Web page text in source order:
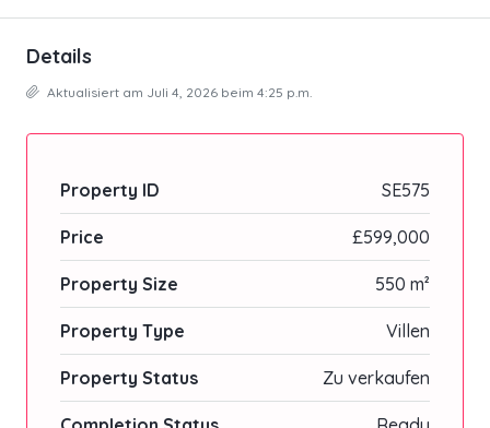
Details
Aktualisiert am Juli 4, 2026 beim 4:25 p.m.
Property ID SE575
Price £599,000
Property Size 550 m²
Property Type Villen
Property Status Zu verkaufen